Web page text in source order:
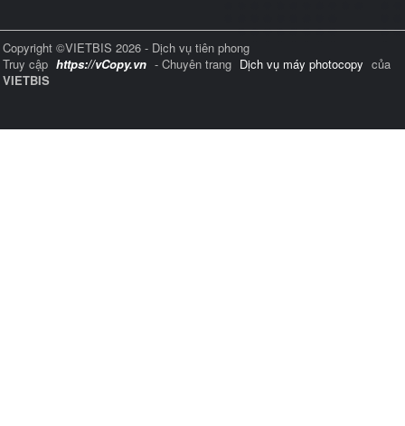
Copyright ©VIETBIS 2026 - Dịch vụ tiên phong
Truy cập https://vCopy.vn - Chuyên trang Dịch vụ máy photocopy của
VIETBIS